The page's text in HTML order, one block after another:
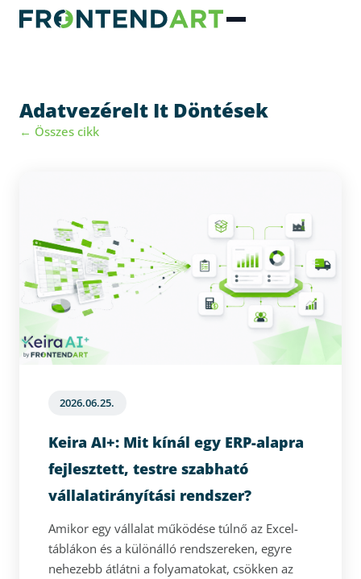
Adatvezérelt It Döntések
← Összes cikk
2026.06.25.
Keira AI+: Mit kínál egy ERP-alapra
fejlesztett, testre szabható
vállalatirányítási rendszer?
Amikor egy vállalat működése túlnő az Excel-
táblákon és a különálló rendszereken, egyre
nehezebb átlátni a folyamatokat, csökken az